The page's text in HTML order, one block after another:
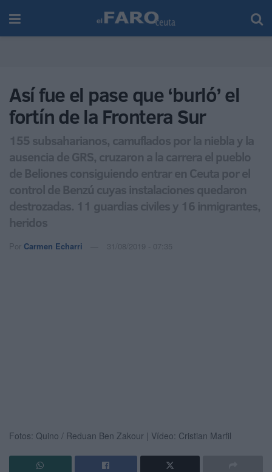
Así fue el pase que ‘burló’ el
fortín de la Frontera Sur
155 subsaharianos, camuflados por la niebla y la
ausencia de GRS, cruzaron a la carrera el pueblo
de Beliones consiguiendo entrar en Ceuta por el
control de Benzú cuyas instalaciones quedaron
destrozadas. 11 guardias civiles y 16 inmigrantes,
heridos
Por Carmen Echarri 31/08/2019 - 07:35
Fotos: Quino / Reduan Ben Zakour | Vídeo: Cristian Marfil